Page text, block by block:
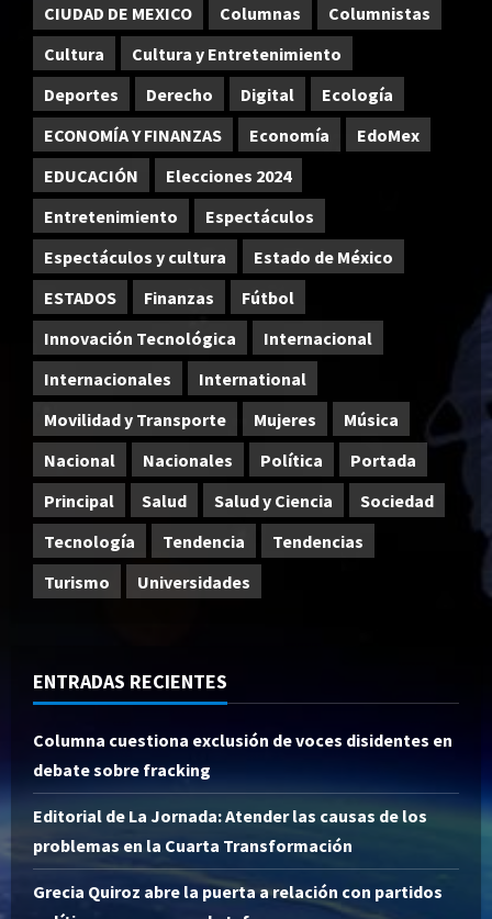
CIUDAD DE MEXICO
Columnas
Columnistas
Cultura
Cultura y Entretenimiento
Deportes
Derecho Digital
Ecología
ECONOMÍA Y FINANZAS
Economía
EdoMex
EDUCACIÓN
Elecciones 2024
Entretenimiento
Espectáculos
Espectáculos y cultura
Estado de México
ESTADOS
Finanzas
Fútbol
Innovación Tecnológica
Internacional
Internacionales
International
Movilidad y Transporte
Mujeres
Música
Nacional
Nacionales Política
Portada
Principal
Salud Salud y Ciencia
Sociedad
Tecnología
Tendencia
Tendencias
Turismo
Universidades
ENTRADAS RECIENTES
Columna cuestiona exclusión de voces disidentes en
debate sobre fracking
Editorial de La Jornada: Atender las causas de los
problemas en la Cuarta Transformación
Grecia Quiroz abre la puerta a relación con partidos